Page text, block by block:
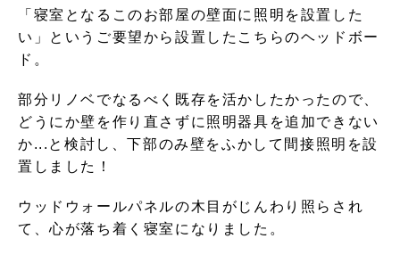
「寝室となるこのお部屋の壁面に照明を設置した
い」というご要望から設置したこちらのヘッドボー
ド。
部分リノベでなるべく既存を活かしたかったので、
どうにか壁を作り直さずに照明器具を追加できない
か...と検討し、下部のみ壁をふかして間接照明を設
置しました！
ウッドウォールパネルの木目がじんわり照らされ
て、心が落ち着く寝室になりました。